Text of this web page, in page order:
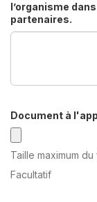
l’organisme
partenaires.
Document à
Taille maximum
Facultatif